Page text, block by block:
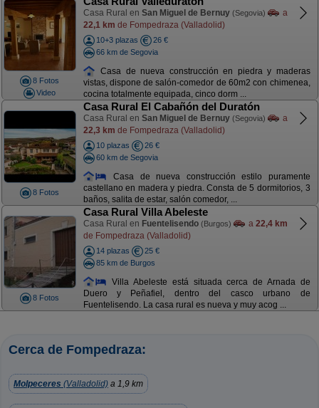
8 Fotos
Video
Casa Rural en San Miguel de Bernuy (Segovia)
a
22,1 km de Fompedraza (Valladolid)
10+3 plazas
26 €
66 km de Segovia
Casa de nueva construcción en piedra y maderas
vistas, dispone de salón-comedor de 60m2 con chimenea,
cocina totalmente equipada, cinco dorm ...
8 Fotos
Casa Rural El Cabañón del Duratón
Casa Rural en San Miguel de Bernuy (Segovia)
a
22,3 km de Fompedraza (Valladolid)
10 plazas
26 €
60 km de Segovia
Casa de nueva construcción estilo puramente
castellano en madera y piedra. Consta de 5 dormitorios, 3
baños, salita de estar, salón comedor, ...
8 Fotos
Casa Rural Villa Abeleste
Casa Rural en Fuentelisendo (Burgos) a 22,4 km
de Fompedraza (Valladolid)
14 plazas
25 €
85 km de Burgos
Villa Abeleste está situada cerca de Arnada de
Duero y Peñafiel, dentro del casco urbano de
Fuentelisendo. La casa rural es nueva y muy acog ...
Cerca de Fompedraza:
Molpeceres (Valladolid) a 1,9 km